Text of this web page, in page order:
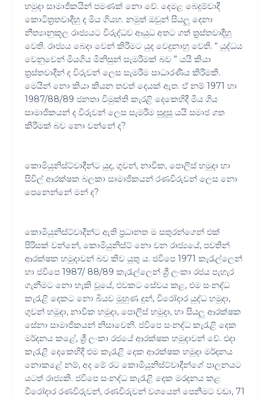
හමුදා සාමාජිකයින් පමණක් නො වේ. දෙමළ බෙදුම්වාදී
කොටිත්‍රතවාදීහු ද මිය ගියහ. නමුත් ඔවුන් සියලු දෙනා
නීත්‍යානුකූල රාජ්‍යයට විරුද්ධව ආයුධ අතට ගත් ත්‍රස්තවාදීහු
වෙති. රාජ්‍යය බෙදා වෙන් කිරීමට යුද වෙදුනාහු වෙති. “ යුද්ධය
වෙනුවෙන් මියගිය මිනිසුන් සැමරීමක් බව ” යයි කියා
ත්‍රස්තවාදීන් ද විරුවන් ලෙස සැමරීම සාධාරණීය කිරීමකි.
මෙයින් නො කියා කියන තවත් දෙයක් ඇත. ඒ නම් 1971 හා
1987/88/89 ජනතා විමුක්ති කැරළි දෙකෙහිදී මිය ගිය
සාමාජිකයන් ද විරුවන් ලෙස සැමරීම සුදුසු යයි සමාජ ගත
කිරීමක් බව නො වන්නේ ද?
කොමියුනිස්ට්වාදීන්ට යුද, ගුවන්, නාවික, පොලිස් හමුදා හා
සිවිල් ආරක්ෂක බලකා සාමාජිකයන් රණවිරුවන් ලෙස නො
පෙනෙන්නේ මන් ද?
කොමියුනිස්ට්වාදීන්ට ඇති ප්‍රධානත ම සතුරන්ගෙන් එක්
පිරිසක් වන්නේ, කොමියුනිස්ට් නො වන රාජ්‍යයේ, පවතින්
ආරක්ෂක හමුදාවන් බව කිව යුතු ය. ජවිපෙ 1971 කැරැල්ලෙන්
හා ජවිපෙ 1987/ 88/89 කැරැල්ලෙන් ශ්‍රී ලංකා රජය පැහැර
ගැනීමට නො හැකි වූයේ, එවකට සේවය කළ, එම සංනද්ධ
කැරැළි දෙකට නො බියව මුහුණ දුන්, විරෝදාර යුද්ධ හමුදා,
ගුවන් හමුදා, නාවික හමුදා, පොලිස් හමුදා, හා සියලු ආරක්ෂක
සේනා සාමාජිකයන් නිසාවෙනි. ජවිපෙ සංනද්ධ කැරැළි දෙක
මර්දනය කළේ, ශ්‍රී ලංකා රජයේ ආරක්ෂක හමුදාවන් වේ. එදා
කැරැළි දෙකෙහිදී එම කැරැළි දෙක ආරක්ෂක හමුදා මර්දනය
නොකළේ නම්, අද මේ රට කොමියුනිස්ට්වාදීන්ගේ පාලනයට
යටත් රාජ්‍යකි. ජවිපෙ සංනද්ධ කැරැළි දෙක මරදනය කළ
වීරෝදාර රණවිරුවන්, රණවිරුවන් වශයෙන් පෙනීමට වඩා, 71